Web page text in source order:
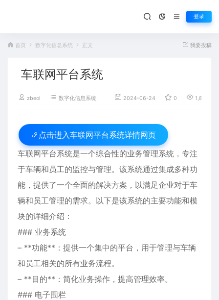
登录
首页 数字化信息系统 正文 我要投稿
车联网平台系统
zbeol 数字化信息系统 2024-06-24 0 1,863
点击进入 车联网平台系统详情网页
车联网平台系统是一个综合性的业务管理系统，专注
于车辆和员工的监控与管理。该系统通过集成多种功
能，提供了一个全面的解决方案，以满足企业对于车
辆和员工管理的需求。以下是该系统的主要功能和模
块的详细介绍：
### 业务系统
– **功能**：提供一个集中的平台，用于管理与车辆
和员工相关的所有业务流程。
– **目的**：简化业务操作，提高管理效率。
### 电子围栏